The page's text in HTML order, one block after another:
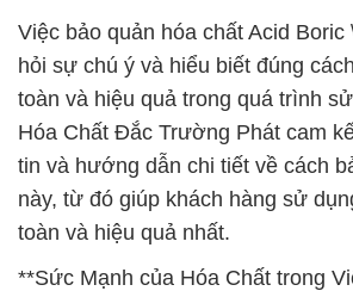
Việc bảo quản hóa chất Acid Boric
hỏi sự chú ý và hiểu biết đúng
toàn và hiệu quả trong quá trình
Hóa Chất Đắc Trường Phát cam
tin và hướng dẫn chi tiết về cách
này, từ đó giúp khách hàng sử
toàn và hiệu quả nhất.
**Sức Mạnh của Hóa Chất trong